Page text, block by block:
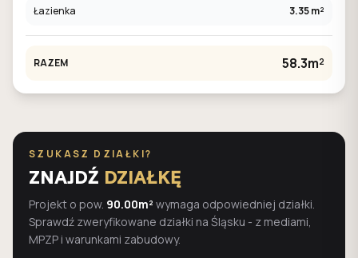
Łazienka 3.35 m²
RAZEM 58.3m²
SZUKASZ DZIAŁKI?
ZNAJDŹ DZIAŁKĘ
Projekt o pow. 90.00m² wymaga odpowiedniej działki.
Sprawdź zweryfikowane działki na Śląsku - z mediami,
MPZP i warunkami zabudowy.